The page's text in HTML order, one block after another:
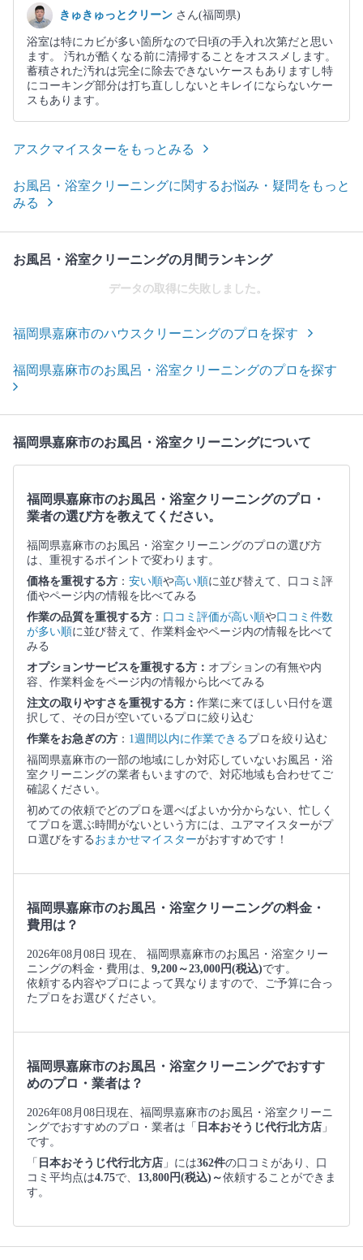
きゅきゅっとクリーン さん(福岡県)
浴室は特にカビが多い箇所なので日頃の手入れ次第だと思い
ます。 汚れが酷くなる前に清掃することをオススメします。
蓄積された汚れは完全に除去できないケースもありますし特
にコーキング部分は打ち直ししないとキレイにならないケー
スもあります。
アスクマイスターをもっとみる
お風呂・浴室クリーニングに関するお悩み・疑問をもっと
みる
お風呂・浴室クリーニングの月間ランキング
データの取得に失敗しました。
福岡県嘉麻市のハウスクリーニングのプロを探す
福岡県嘉麻市のお風呂・浴室クリーニングのプロを探す
福岡県嘉麻市のお風呂・浴室クリーニングについて
福岡県嘉麻市のお風呂・浴室クリーニングのプロ・
業者の選び方を教えてください。
福岡県嘉麻市のお風呂・浴室クリーニングのプロの選び方
は、重視するポイントで変わります。
価格を重視する方 ： 安い順や高い順に並び替えて、口コミ評
価やページ内の情報を比べてみる
作業の品質を重視する方 ： 口コミ評価が高い順や口コミ件数
が多い順に並び替えて、作業料金やページ内の情報を比べて
みる
オプションサービスを重視する方： オプションの有無や内
容、作業料金をページ内の情報から比べてみる
注文の取りやすさを重視する方： 作業に来てほしい日付を選
択して、その日が空いているプロに絞り込む
作業をお急ぎの方 ： 1週間以内に作業できるプロを絞り込む
福岡県嘉麻市の一部の地域にしか対応していないお風呂・浴
室クリーニングの業者もいますので、対応地域も合わせてご
確認ください。
初めての依頼でどのプロを選べばよいか分からない、忙しく
てプロを選ぶ時間がないという方には、ユアマイスターがプ
ロ選びをする おまかせマイスターがおすすめです！
福岡県嘉麻市のお風呂・浴室クリーニングの料金・
費用は？
2026年08月08日 現在、 福岡県嘉麻市のお風呂・浴室クリー
ニングの料金・費用は、 9,200～23,000円(税込)です。
依頼する内容やプロによって異なりますので、ご予算に合っ
たプロをお選びください。
福岡県嘉麻市のお風呂・浴室クリーニングでおすす
めのプロ・業者は？
2026年08月08日現在、福岡県嘉麻市のお風呂・浴室クリーニ
ングでおすすめのプロ・業者は「 日本おそうじ代行北方店 」
です。
「 日本おそうじ代行北方店 」には362件の口コミがあり、口
コミ平均点は4.75で、 13,800円(税込)～依頼することができま
す。